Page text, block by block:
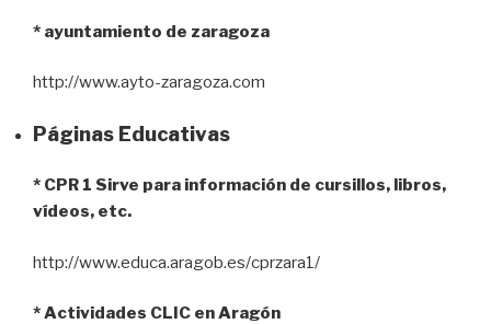
* ayuntamiento de zaragoza
http://www.ayto-zaragoza.com
Páginas Educativas
* CPR 1 Sirve para información de cursillos, libros,
vídeos, etc.
http://www.educa.aragob.es/cprzara1/
* Actividades CLIC en Aragón